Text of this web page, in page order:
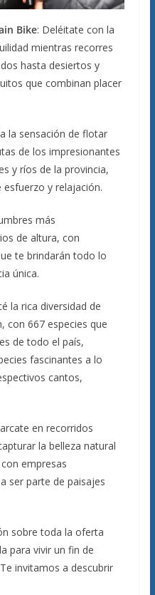
Bike: Deléitate con la
mientras recorres
hasta desiertos y
que combinan placer
la sensación de flotar
de los impresionantes
y ríos de la provincia,
y relajación.
más
de altura, con
te brindarán todo lo
única.
la rica diversidad de
con 667 especies que
de todo el país,
fascinantes a lo
cantos,
en recorridos
la belleza natural
empresas
ser parte de paisajes
sobre toda la oferta
para vivir un fin de
invitamos a descubrir